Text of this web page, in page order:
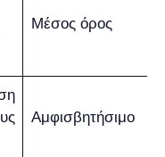
Μέσος όρος
Αμφισβητήσιμο